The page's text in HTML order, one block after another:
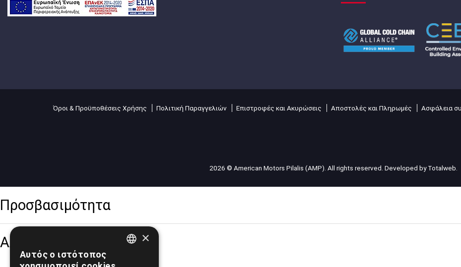
Όροι & Προϋποθέσεις Χρήσης Πολιτική Παραγγελιών Επιστροφές και Ακυρώσεις Αποστολές και Πληρωμές Ασφάλεια
2026 © American Motors Pilalis (AMP). All rights reserved. Developed byTotalweb
Προσβασιμότητα
Αλλαγή Μεγέθους ×
Αυτός ο ιστότοπος